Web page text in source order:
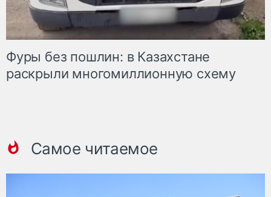
Фуры без пошлин: в Казахстане
раскрыли многомиллионную схему
Самое читаемое